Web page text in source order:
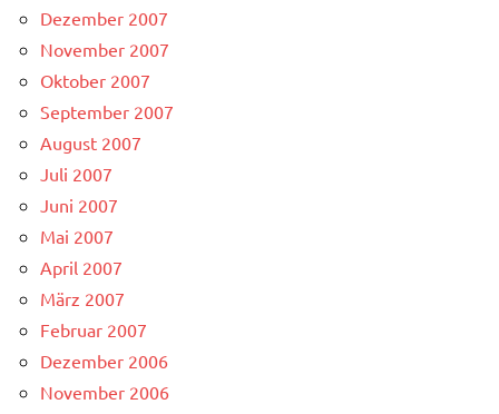
Dezember 2007
November 2007
Oktober 2007
September 2007
August 2007
Juli 2007
Juni 2007
Mai 2007
April 2007
März 2007
Februar 2007
Dezember 2006
November 2006